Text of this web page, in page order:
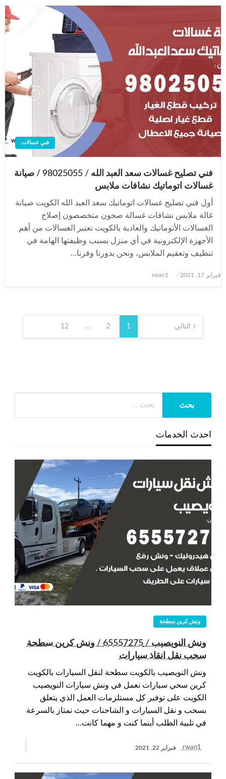
فني غسالات
فني تصليح غسالات سعد العبد الله / 98025055 / صيانة
غسالات اتوماتيك نشافات ملابس
أول فني تصليح غسالات اتوماتيك سعد العبد الله الكويت صيانة
غالة ملابس نشافات غسالة صحون متخصصون إصلاح
الغسالات الأتوماتيك والعادية بالكويت تعتبر الغسالات من أهم
الأجهزة الإلكترونية في أي منزل بسبب وظيفتها الهامة في
تنظيف وتعقيم الملابس، ونحن بدورنا وفرنا…
نُشر
فبراير 17, 2021 rwan1
تعدد
صفحات
المقالات
1
2
…
12 التالي
احدث الخدمات
ونش كرين سطحة
ونش النويصيب / 65557275 / ونش كرين سطحة
سحب نقل انقاذ سيارات
ونش النويصيب بالكويت سطحة لنقل السيارات بالكويت
كرين سحي سيارات نعمل في ونش سيارات النويصيب
الكويت على توفير كل مستلزمات العمل الذي يتعلق
بسحب و نقل السيارات و الشاحنات حيث نمتاز بالسرعة
في تلبية الطلب أينما كنت و مهما كانت…
rwan1 فبراير 22, 2021